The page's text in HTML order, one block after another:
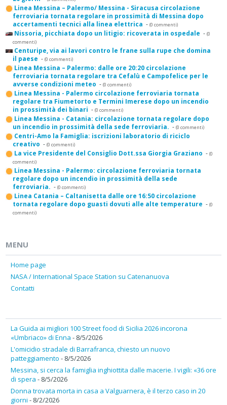
Linea Messina – Palermo/ Messina - Siracusa circolazione
ferroviaria tornata regolare in prossimità di Messina dopo
accertamenti tecnici alla linea elettrica - (0 commenti)
Nissoria, picchiata dopo un litigio: ricoverata in ospedale - (0
commenti)
Centuripe, via ai lavori contro le frane sulla rupe che domina
il paese - (0 commenti)
Linea Messina – Palermo: dalle ore 20:20 circolazione
ferroviaria tornata regolare tra Cefalù e Campofelice per le
avverse condizioni meteo - (0 commenti)
Linea Messina - Palermo circolazione ferroviaria tornata
regolare tra Fiumetorto e Termini Imerese dopo un incendio
in prossimità dei binari - (0 commenti)
Linea Messina - Catania: circolazione tornata regolare dopo
un incendio in prossimità della sede ferroviaria. - (0 commenti)
Centri-Amo la Famiglia: iscrizioni laboratorio di riciclo
creativo - (0 commenti)
La vice Presidente del Consiglio Dott.ssa Giorgia Graziano - (0
commenti)
Linea Messina - Palermo: circolazione ferroviaria tornata
regolare dopo un incendio in prossimità della sede
ferroviaria. - (0 commenti)
Linea Catania – Caltanisetta dalle ore 16:50 circolazione
tornata regolare dopo guasti dovuti alle alte temperature - (0
commenti)
MENU
Home page
NASA / International Space Station su Catenanuova
Contatti
La Guida ai migliori 100 Street food di Sicilia 2026 incorona
«Umbriaco» di Enna - 8/5/2026
L'omicidio stradale di Barrafranca, chiesto un nuovo
patteggiamento - 8/5/2026
Messina, si cerca la famiglia inghiottita dalle macerie. I vigili: «36 ore
di spera - 8/5/2026
Donna trovata morta in casa a Valguarnera, è il terzo caso in 20
giorni - 8/2/2026